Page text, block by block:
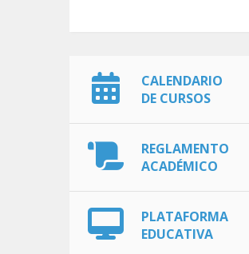
CALENDARIO
DE CURSOS
REGLAMENTO
ACADÉMICO
PLATAFORMA
EDUCATIVA